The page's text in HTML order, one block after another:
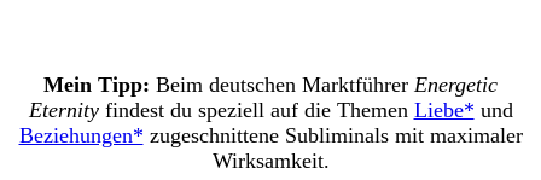
Mein Tipp: Beim deutschen Marktführer Energetic
Eternityfindest du speziell auf die Themen Liebe* und
Beziehungen* zugeschnittene Subliminals mit maximaler
Wirksamkeit.